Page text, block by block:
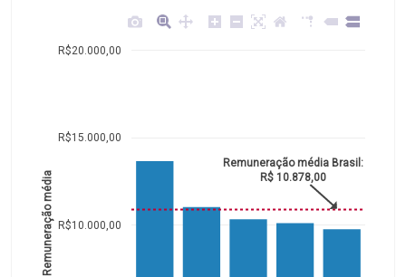
R$10.000,00
R$15.000,00
R$20.000,00
Remuneração média
Remuneração média Brasil:
R$ 10.878,00